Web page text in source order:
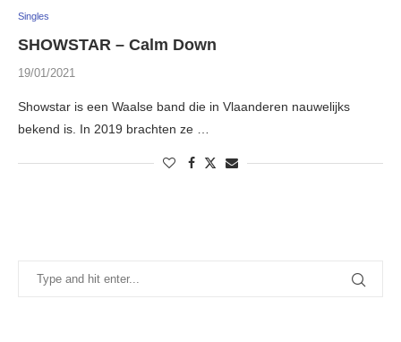
Singles
SHOWSTAR – Calm Down
19/01/2021
Showstar is een Waalse band die in Vlaanderen nauwelijks
bekend is. In 2019 brachten ze …